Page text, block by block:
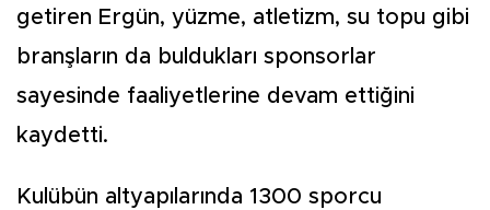
getiren Ergün, yüzme, atletizm, su topu gibi
branşların da buldukları sponsorlar
sayesinde faaliyetlerine devam ettiğini
kaydetti.
Kulübün altyapılarında 1300 sporcu